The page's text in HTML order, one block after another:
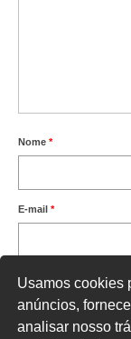
Nome *
E-mail *
Site
Usamos cookies
anúncios,
analisar nosso